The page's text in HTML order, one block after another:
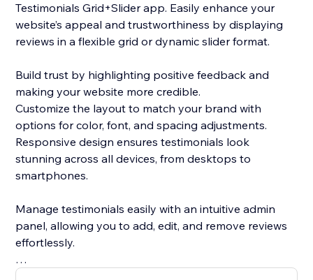
Testimonials Grid+Slider app. Easily enhance your
website’s appeal and trustworthiness by displaying
reviews in a flexible grid or dynamic slider format.
Build trust by highlighting positive feedback and
making your website more credible.
Customize the layout to match your brand with
options for color, font, and spacing adjustments.
Responsive design ensures testimonials look
stunning across all devices, from desktops to
smartphones.
Manage testimonials easily with an intuitive admin
panel, allowing you to add, edit, and remove reviews
effortlessly.